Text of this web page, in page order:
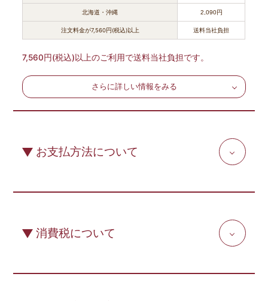
北海道・沖縄 2,090円
注文料金が7,560円(税込)以上 送料当社負担
7,560円(税込)以上のご利用で送料当社負担です。
さらに詳しい情報をみる
お支払方法について
消費税について